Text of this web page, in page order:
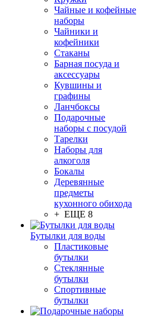
Чайные и кофейные
наборы
Чайники и
кофейники
Стаканы
Барная посуда и
аксессуары
Кувшины и
графины
Ланчбоксы
Подарочные
наборы с посудой
Тарелки
Наборы для
алкоголя
Бокалы
Деревянные
предметы
кухонного обихода
+ ЕЩЕ 8
Бутылки для воды
Пластиковые
бутылки
Стеклянные
бутылки
Спортивные
бутылки